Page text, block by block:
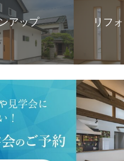
アップ リフ